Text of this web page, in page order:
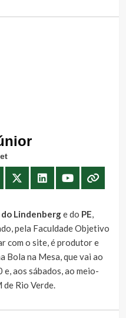
do Lindenberge do PE,
pela Faculdade Objetivo
com o site, é produtor e
na Mesa, que vai ao
aos sábados, ao meio-
de Rio Verde.